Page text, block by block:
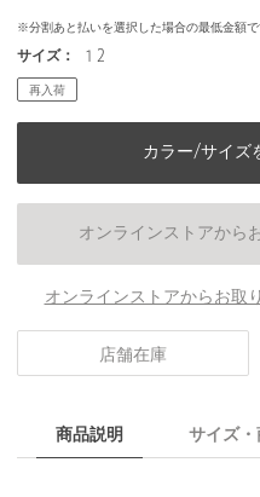
※分割あと払いを選択した場合の最低金額で
サイズ： 1 2
再入荷
カラー/サイズ
オンラインストアから
オンラインストアからお取
店舗在庫
商品説明 サイズ・